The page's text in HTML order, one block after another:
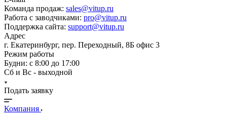
Команда продаж: sales@vitup.ru
Работа с заводчиками: pro@vitup.ru
Поддержка сайта: support@vitup.ru
Адрес
г. Екатеринбург, пер. Переходный, 8Б офис 3
Режим работы
Будни: с 8:00 до 17:00
Сб и Вс - выходной
Подать заявку
Компания